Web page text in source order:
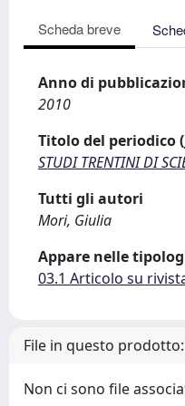
Scheda breve
Anno di
2010
Titolo del periodico
STUDI TRENTINI DI
Tutti gli autori
Mori, Giulia
Appare nelle
03.1 Articolo su
File in questo prodotto:
Non ci sono file